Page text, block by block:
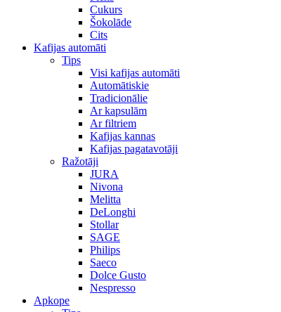
Cukurs
Šokolāde
Cits
Kafijas automāti
Tips
Visi kafijas automāti
Automātiskie
Tradicionālie
Ar kapsulām
Ar filtriem
Kafijas kannas
Kafijas pagatavotāji
Ražotāji
JURA
Nivona
Melitta
DeLonghi
Stollar
SAGE
Philips
Saeco
Dolce Gusto
Nespresso
Apkope